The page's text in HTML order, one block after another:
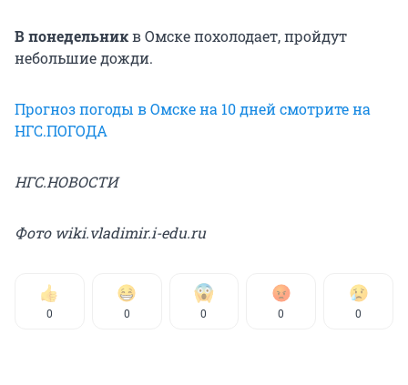
В понедельникв Омске похолодает, пройдут
небольшие дожди.
Прогноз погоды в Омске на 10 дней смотрите на
НГС.ПОГОДА
НГС.НОВОСТИ
Фото wiki.vladimir.i-edu.ru
0 0 0 0 0